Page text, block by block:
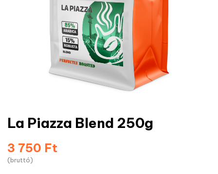
La Piazza Blend 250g
3 750 Ft
(bruttó)